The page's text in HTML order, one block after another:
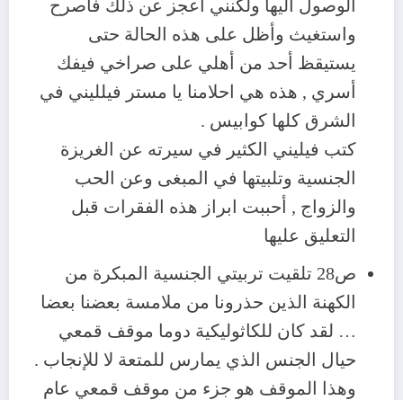
الوصول اليها ولكنني اعجز عن ذلك فأصرح
واستغيث وأظل على هذه الحالة حتى
يستيقظ أحد من أهلي على صراخي فيفك
أسري , هذه هي احلامنا يا مستر فيلليني في
الشرق كلها كوابيس .
كتب فيليني الكثير في سيرته عن الغريزة
الجنسية وتلبيتها في المبغى وعن الحب
والزواج , أحببت ابراز هذه الفقرات قبل
التعليق عليها
ص28 تلقيت تربيتي الجنسية المبكرة من
الكهنة الذين حذرونا من ملامسة بعضنا بعضا
… لقد كان للكاثوليكية دوما موقف قمعي
حيال الجنس الذي يمارس للمتعة لا للإنجاب .
وهذا الموقف هو جزء من موقف قمعي عام